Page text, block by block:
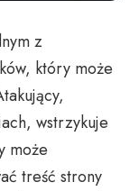
z
który może
wstrzykuje
może
treść strony